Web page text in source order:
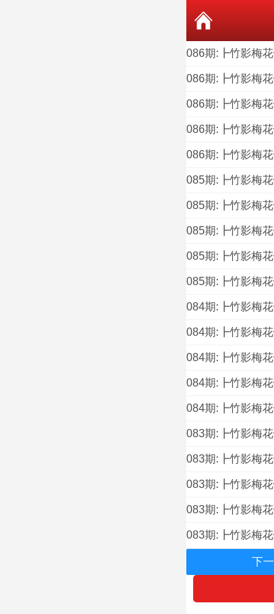
086期:┣竹影梅
086期:┣竹影梅
086期:┣竹影梅
086期:┣竹影梅
086期:┣竹影梅
085期:┣竹影梅
085期:┣竹影梅
085期:┣竹影梅
085期:┣竹影梅
085期:┣竹影梅
084期:┣竹影梅
084期:┣竹影梅
084期:┣竹影梅
084期:┣竹影梅
084期:┣竹影梅
083期:┣竹影梅
083期:┣竹影梅
083期:┣竹影梅
083期:┣竹影梅
083期:┣竹影梅
下